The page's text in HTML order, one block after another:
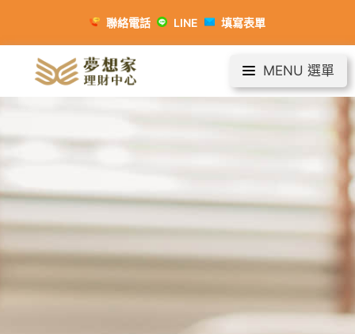
聯絡電話 LINE 填寫表單
MENU 選單